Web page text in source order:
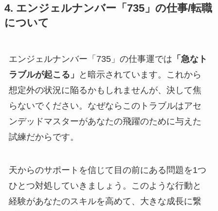
4. エンジェルナンバー「735」の仕事/転職
について
エンジェルナンバー「735」の仕事運では 「急なト
ラブルが起こる」
と暗示されています。これから
想定外の状況に陥るかもしれませんが、決して焦
らないでください。なぜならこのトラブルはアセ
ンデッドマスターがあなたの飛躍のために与えた
試練だからです。
天からのサポートを信じて目の前にある問題を1つ
ひとつ対処していきましょう。このような行動と
経験があなたのスキルを高めて、大きな成長に繋